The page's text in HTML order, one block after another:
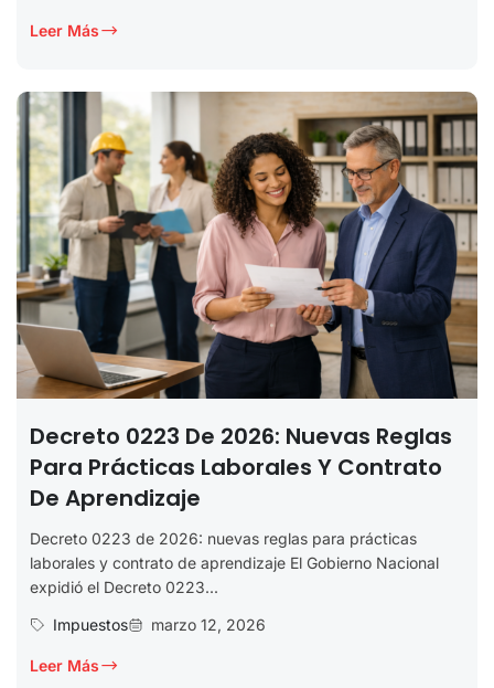
Leer Más
Decreto 0223 De 2026: Nuevas Reglas
Para Prácticas Laborales Y Contrato
De Aprendizaje
Decreto 0223 de 2026: nuevas reglas para prácticas
laborales y contrato de aprendizaje El Gobierno Nacional
expidió el Decreto 0223...
Impuestos
marzo 12, 2026
Leer Más